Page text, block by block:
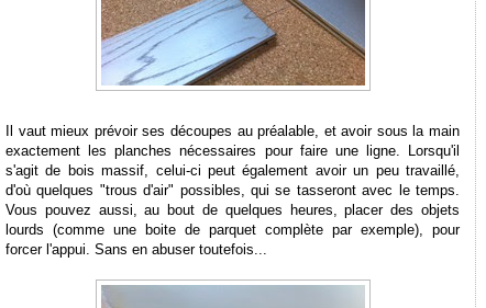
Il vaut mieux prévoir ses découpes au préalable, et avoir sous la main
exactement les planches nécessaires pour faire une ligne. Lorsqu'il
s'agit de bois massif, celui-ci peut également avoir un peu travaillé,
d'où quelques "trous d'air" possibles, qui se tasseront avec le temps.
Vous pouvez aussi, au bout de quelques heures, placer des objets
lourds (comme une boite de parquet complète par exemple), pour
forcer l'appui. Sans en abuser toutefois...